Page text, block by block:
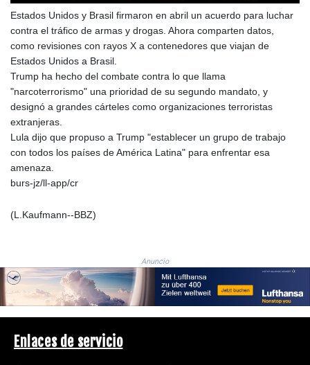
RSD 117.326118
RUB 93.901208
RWF
SAR 4.32768
SBD 9.298537
SCR 16.618402
SEK 10.953862
SGD 1.478943
SZL 18.777732
THB 38.150825
TMT 4.033648
Estados Unidos y Brasil firmaron en abril un acuerdo para luchar
contra el tráfico de armas y drogas. Ahora comparten datos,
como revisiones con rayos X a contenedores que viajan de
Estados Unidos a Brasil.
Trump ha hecho del combate contra lo que llama
"narcoterrorismo" una prioridad de su segundo mandato, y
designó a grandes cárteles como organizaciones terroristas
extranjeras.
Lula dijo que propuso a Trump "establecer un grupo de trabajo
con todos los países de América Latina" para enfrentar esa
amenaza.
burs-jz/ll-app/cr
(L.Kaufmann--BBZ)
Anuncio
Enlaces de servicio